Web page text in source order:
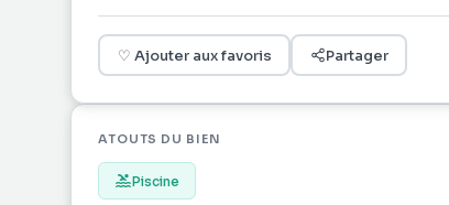
♡ Ajouter aux favoris Partager
ATOUTS DU BIEN
Piscine